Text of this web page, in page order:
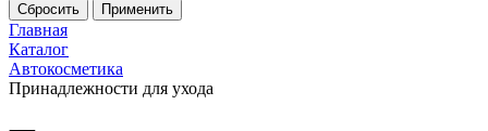
Главная
Каталог
Автокосметика
Принадлежности для ухода